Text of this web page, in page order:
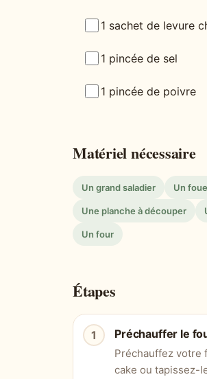
1 sachet de levure
1 pincée de sel
1 pincée de poivre
Matériel nécessaire
Un grand saladier Un
Une planche à découper
Un four
Étapes
Préchauffer le
Préchauffez votre
cake ou tapissez-